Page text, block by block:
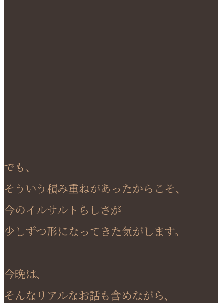
でも、
そういう積み重ねがあったからこそ、
今のイルサルトらしさが
少しずつ形になってきた気がします。
今晩は、
そんなリアルなお話も含めながら、